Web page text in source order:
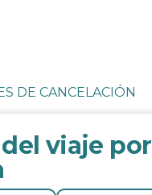
DE CANCELACIÓN
viaje por